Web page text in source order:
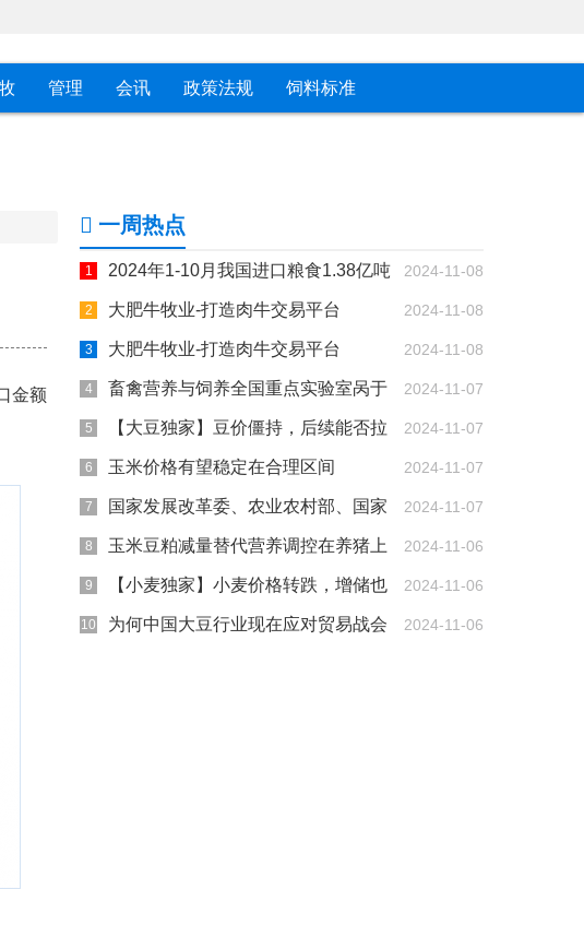
管理 会讯 政策法规 饲料标准
金额
一周热点
2024-11-08
2024年1-10月我国进口粮食1.38亿吨
同比增长7.4% 2024-11-08
大肥牛牧业-打造肉牛交易平台
2024-11-08
大肥牛牧业-打造肉牛交易平台
2024-11-07
畜禽营养与饲养全国重点实验室呙于
明教授团队在肠道微生物调控蛋鸡骨骼发育方面
取得重要进展
2024-11-07
【大豆独家】豆价僵持，后续能否拉
涨？ 2024-11-07
玉米价格有望稳定在合理区间
2024-11-07
国家发展改革委、农业农村部、国家
林草局联合印发意见 部署推动饲草产业高质量发
展
2024-11-06
玉米豆粕减量替代营养调控在养猪上
的研究进展 2024-11-06
【小麦独家】小麦价格转跌，增储也
挽救不了？ 2024-11-06
为何中国大豆行业现在应对贸易战会